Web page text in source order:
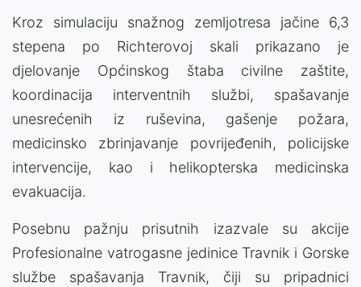
Kroz simulaciju snažnog zemljotresa jačine 6,3
stepena po Richterovoj skali prikazano je
djelovanje Općinskog štaba civilne zaštite,
koordinacija interventnih službi, spašavanje
unesrećenih iz ruševina, gašenje požara,
medicinsko zbrinjavanje povrijeđenih, policijske
intervencije, kao i helikopterska medicinska
evakuacija.
Posebnu pažnju prisutnih izazvale su akcije
Profesionalne vatrogasne jedinice Travnik i Gorske
službe spašavanja Travnik, čiji su pripadnici